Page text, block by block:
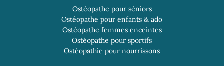
Ostéopathe pour séniors
Ostéopathe pour enfants & ado
Ostéopathe femmes enceintes
Ostéopathe pour sportifs
Ostéopathie pour nourrissons